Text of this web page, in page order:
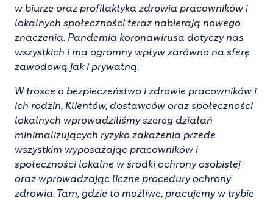
w biurze oraz profilaktyka zdrowia pracowników i
lokalnych społeczności teraz nabierają nowego
znaczenia. Pandemia koronawirusa dotyczy nas
wszystkich i ma ogromny wpływ zarówno na sferę
zawodową jak i prywatną.
W trosce o bezpieczeństwo i zdrowie pracowników i
ich rodzin, Klientów, dostawców oraz społeczności
lokalnych wprowadziliśmy szereg działań
minimalizujących ryzyko zakażenia przede
wszystkim wyposażając pracowników i
społeczności lokalne w środki ochrony osobistej
oraz wprowadzając liczne procedury ochrony
zdrowia. Tam, gdzie to możliwe, pracujemy w trybie